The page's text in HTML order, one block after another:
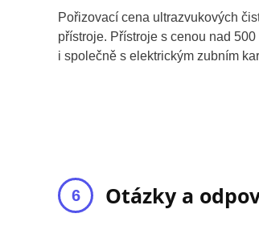
Pořizovací cena ultrazvukových
přístroje. Přístroje s cenou nad
i společně s elektrickým zubním
Otázky a